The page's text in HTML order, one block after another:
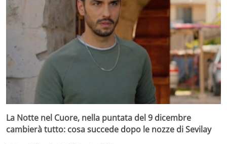
La Notte nel Cuore, nella puntata del 9 dicembre
cambierà tutto: cosa succede dopo le nozze di Sevilay